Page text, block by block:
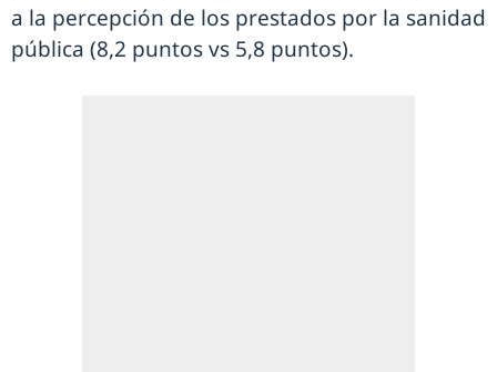
a la percepción de los prestados por la sanidad
pública (8,2 puntos vs 5,8 puntos).